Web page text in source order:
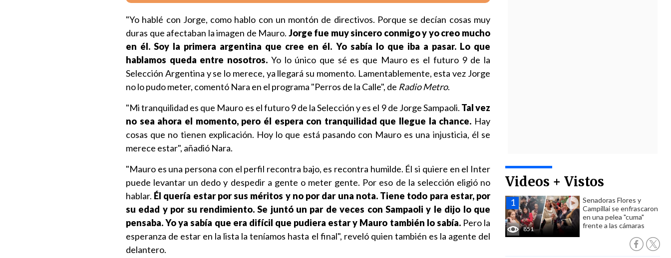
Videos + Vistos
851
Senadoras Flores y
Campillai se enfrascaron
en una pelea "cuma"
frente a las cámaras
"Yo hablé con Jorge, como hablo con un montón de directivos. Porque se decían cosas muy
duras que afectaban la imagen de Mauro. Jorge fue muy sincero conmigo y yo creo mucho
en él. Soy la primera argentina que cree en él. Yo sabía lo que iba a pasar. Lo que
hablamos queda entre nosotros. Yo lo único que sé es que Mauro es el futuro 9 de la
Selección Argentina y se lo merece, ya llegará su momento. Lamentablemente, esta vez Jorge
no lo pudo meter, comentó Nara en el programa "Perros de la Calle", de Radio Metro.
"Mi tranquilidad es que Mauro es el futuro 9 de la Selección y es el 9 de Jorge Sampaoli. Tal vez
no sea ahora el momento, pero él espera con tranquilidad que llegue la chance. Hay
cosas que no tienen explicación. Hoy lo que está pasando con Mauro es una injusticia, él se
merece estar", añadió Nara.
"Mauro es una persona con el perfil recontra bajo, es recontra humilde. Él si quiere en el Inter
puede levantar un dedo y despedir a gente o meter gente. Por eso de la selección eligió no
hablar. Él quería estar por sus méritos y no por dar una nota. Tiene todo para estar, por
su edad y por su rendimiento. Se juntó un par de veces con Sampaoli y le dijo lo que
pensaba. Yo ya sabía que era difícil que pudiera estar y Mauro también lo sabía.Pero la
esperanza de estar en la lista la teníamos hasta el final", reveló quien también es la agente del
delantero.